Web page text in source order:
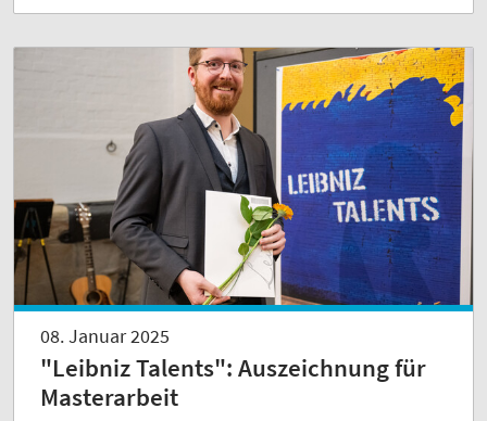
08. Januar 2025
"Leibniz Talents": Auszeichnung für
Masterarbeit